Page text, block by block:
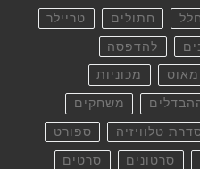
חלל חתולים טריילר
להדפסה
מאוס מכוניות
משחקים
טלוויזיה ספורט
סרטונים סרטים